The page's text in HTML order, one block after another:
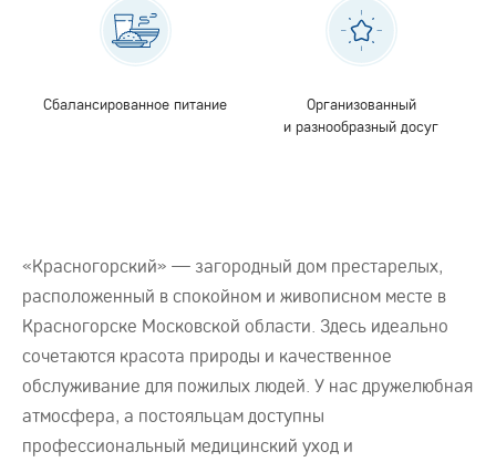
Сбалансированное питание
Организованный
и разнообразный досуг
«Красногорский» — загородный дом престарелых,
расположенный в спокойном и живописном месте в
Красногорске Московской области. Здесь идеально
сочетаются красота природы и качественное
обслуживание для пожилых людей. У нас дружелюбная
атмосфера, а постояльцам доступны
профессиональный медицинский уход и